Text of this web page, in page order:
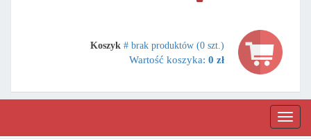
Koszyk # brak produktów (0 szt.)
Wartość koszyka: 0 zł